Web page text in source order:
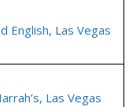
English, Las Vegas
Las Vegas